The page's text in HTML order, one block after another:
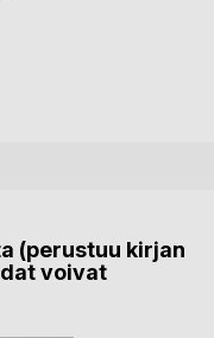
(perustuu kirjan
voivat